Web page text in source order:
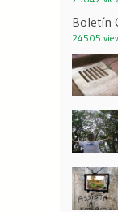
Boletín
24505